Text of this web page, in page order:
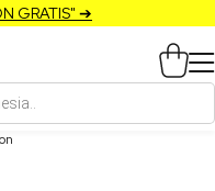
GRATIS" ➔